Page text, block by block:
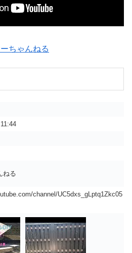
ちゃんねる
ねる
channel/UC5dxs_gLptq1Zkc05